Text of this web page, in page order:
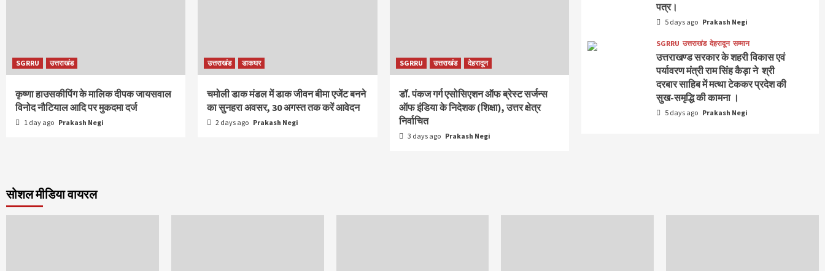
SGRRU उत्तराखंड
कृष्णा हाउसकीपिंग के मालिक दीपक जायसवाल
विनोद नौटियाल आदि पर मुकदमा दर्ज
1 day ago Prakash Negi
उत्तराखंड डाकघर
चमोली डाक मंडल में डाक जीवन बीमा एजेंट बनने
का सुनहरा अवसर, 30 अगस्त तक करें आवेदन
2 days ago Prakash Negi
SGRRU उत्तराखंड देहरादून
डॉ. पंकज गर्ग एसोसिएशन ऑफ ब्रेस्ट सर्जन्स
ऑफ इंडिया के निदेशक (शिक्षा), उत्तर क्षेत्र
निर्वाचित
3 days ago Prakash Negi
पत्र।
5 days ago Prakash Negi
SGRRU उत्तराखंड देहरादून सम्मान
उत्तराखण्ड सरकार के शहरी विकास एवं
पर्यावरण मंत्री राम सिंह कैड़ा ने श्री
दरबार साहिब में मत्था टेककर प्रदेश की
सुख-समृद्धि की कामना ।
5 days ago Prakash Negi
सोशल मीडिया वायरल